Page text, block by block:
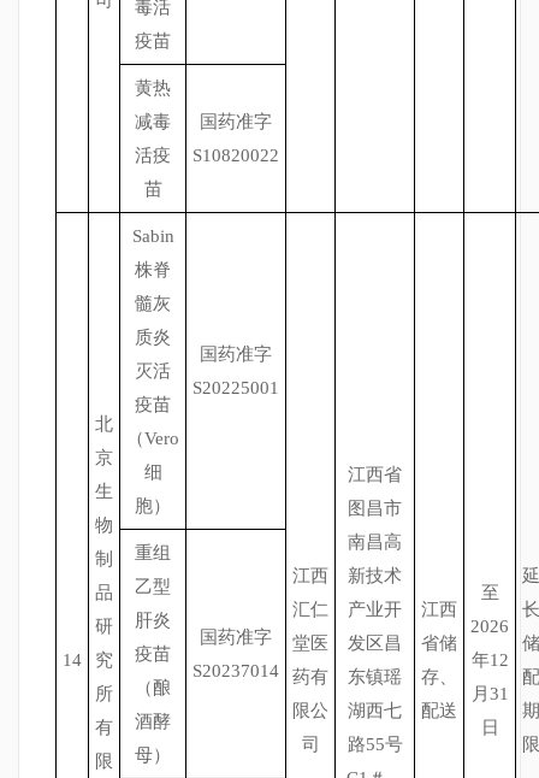
毒活
疫苗
黄热
减毒
活疫
苗
国药准字
S10820022
14
北
京
生
物
制
品
研
究
所
有
限
Sabin
株脊
髓灰
质炎
灭活
疫苗
（Vero
细
胞）
国药准字
S20225001
江西
汇仁
堂医
药有
限公
司
江西省
图昌市
南昌高
新技术
产业开
发区昌
东镇瑶
湖西七
路55号
江西
省储
存、
配送
至
2026
年12
月31
日
延
长
储
配
期
限
重组
乙型
肝炎
疫苗
（酿
酒酵
母）
国药准字
S20237014